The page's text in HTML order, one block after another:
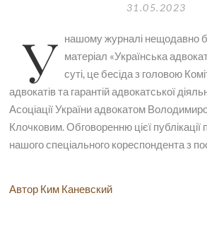
31.05.2023
У нашому журналі нещодавно
матеріал «Українська
суті, це бесіда з головою
адвокатів та гарантій адвокатської
Асоціації України адвокатом
Клочковим. Обговоренню цієї публікації
нашого спеціального кореспондента з
Автор Ким Каневский